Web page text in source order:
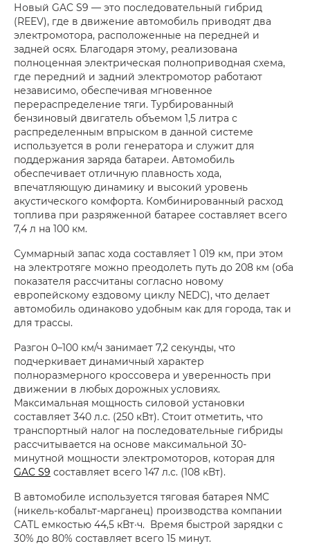
Новый GAC S9 — это последовательный гибрид
(REEV), где в движение автомобиль приводят два
электромотора, расположенные на передней и
задней осях. Благодаря этому, реализована
полноценная электрическая полноприводная схема,
где передний и задний электромотор работают
независимо, обеспечивая мгновенное
перераспределение тяги. Турбированный
бензиновый двигатель объемом 1,5 литра с
распределенным впрыском в данной системе
используется в роли генератора и служит для
поддержания заряда батареи. Автомобиль
обеспечивает отличную плавность хода,
впечатляющую динамику и высокий уровень
акустического комфорта. Комбинированный расход
топлива при разряженной батарее составляет всего
7,4 л на 100 км.
Суммарный запас хода составляет 1 019 км, при этом
на электротяге можно преодолеть путь до 208 км (оба
показателя рассчитаны согласно новому
европейскому ездовому циклу NEDC), что делает
автомобиль одинаково удобным как для города, так и
для трассы.
Разгон 0–100 км/ч занимает 7,2 секунды, что
подчеркивает динамичный характер
полноразмерного кроссовера и уверенность при
движении в любых дорожных условиях.
Максимальная мощность силовой установки
составляет 340 л.с. (250 кВт). Стоит отметить, что
транспортный налог на последовательные гибриды
рассчитывается на основе максимальной 30-
минутной мощности электромоторов, которая для
GAC S9 составляет всего 147 л.с. (108 кВт).
В автомобиле используется тяговая батарея NMC
(никель-кобальт-марганец) производства компании
CATL емкостью 44,5 кВт∙ч. Время быстрой зарядки c
30% до 80% составляет всего 15 минут.